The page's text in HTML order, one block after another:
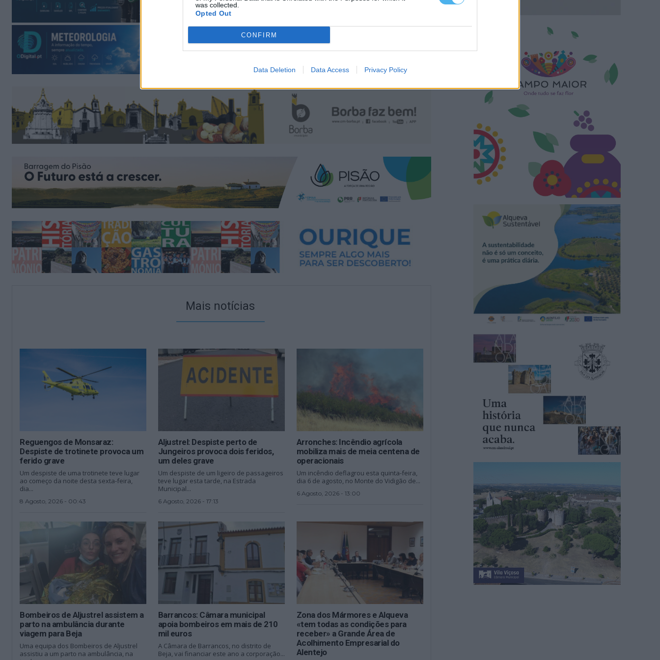
was collected.
Opted Out
CONFIRM
Data Deletion Data Access Privacy Policy
Mais notícias
Reguengos de Monsaraz:
Despiste de trotinete provoca um
ferido grave
Um despiste de uma trotinete teve lugar
ao começo da noite desta sexta-feira,
dia...
8 Agosto, 2026 - 00:43
Aljustrel: Despiste perto de
Jungeiros provoca dois feridos,
um deles grave
Um despiste de um ligeiro de passageiros
teve lugar esta tarde, na Estrada
Municipal...
6 Agosto, 2026 - 17:13
Arronches: Incêndio agrícola
mobiliza mais de meia centena de
operacionais
Um incêndio deflagrou esta quinta-feira,
dia 6 de agosto, no Monte do Vidigão de...
6 Agosto, 2026 - 13:00
Bombeiros de Aljustrel assistem a
parto na ambulância durante
viagem para Beja
Uma equipa dos Bombeiros de Aljustrel
assistiu a um parto na ambulância, na
Barrancos: Câmara municipal
apoia bombeiros em mais de 210
mil euros
A Câmara de Barrancos, no distrito de
Beja, vai financiar este ano a corporação...
Zona dos Mármores e Alqueva
«tem todas as condições para
receber» a Grande Área de
Acolhimento Empresarial do
Alentejo